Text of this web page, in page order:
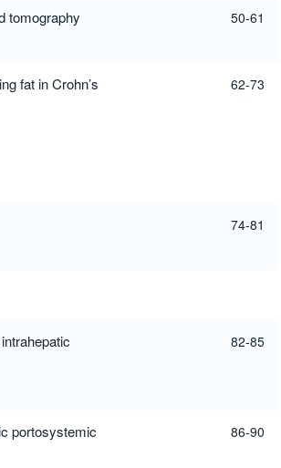
tomography 50-61
fat in Crohn’s
62-73
74-81
82-85
portosystemic
86-90